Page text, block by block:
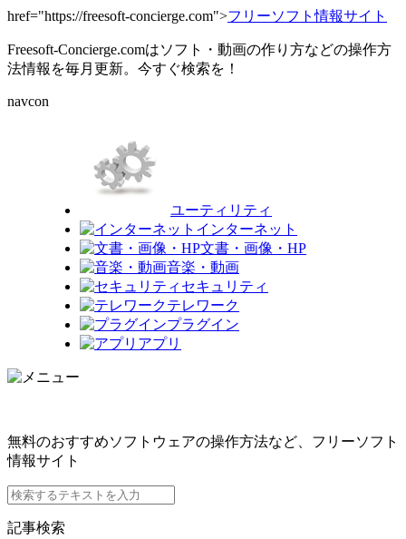
href="https://freesoft-concierge.com">フリーソフト情報サイト
Freesoft-Concierge.comはソフト・動画の作り方などの操作方
法情報を毎月更新。今すぐ検索を！
navcon
ユーティリティ
インターネット
文書・画像・HP
音楽・動画
セキュリティ
テレワーク
プラグイン
アプリ
無料のおすすめソフトウェアの操作方法など、フリーソフト
情報サイト
記事検索